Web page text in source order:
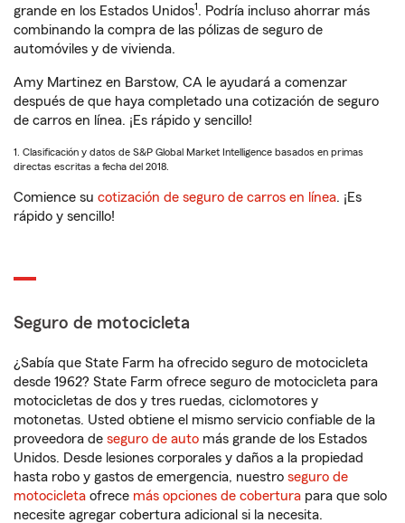
grande en los Estados Unidos1. Podría incluso ahorrar más
combinando la compra de las pólizas de seguro de
automóviles y de vivienda.
Amy Martinez en Barstow, CA le ayudará a comenzar
después de que haya completado una cotización de seguro
de carros en línea. ¡Es rápido y sencillo!
1. Clasificación y datos de S&P Global Market Intelligence basados en primas
directas escritas a fecha del 2018.
Comience su cotización de seguro de carros en línea. ¡Es
rápido y sencillo!
Seguro de motocicleta
¿Sabía que State Farm ha ofrecido seguro de motocicleta
desde 1962? State Farm ofrece seguro de motocicleta para
motocicletas de dos y tres ruedas, ciclomotores y
motonetas. Usted obtiene el mismo servicio confiable de la
proveedora de seguro de auto más grande de los Estados
Unidos. Desde lesiones corporales y daños a la propiedad
hasta robo y gastos de emergencia, nuestro seguro de
motocicleta ofrece más opciones de cobertura para que solo
necesite agregar cobertura adicional si la necesita.